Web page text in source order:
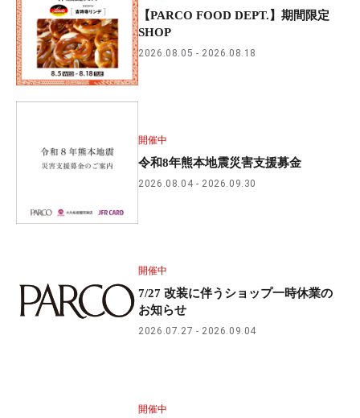
【PARCO FOOD DEPT.】期間限定
SHOP
2026.08.05 2026.08.18
開催中
令和8年熊本地震災害支援募金
2026.08.04 2026.09.30
開催中
7/27 改装に伴うショップ一時休業の
お知らせ
2026.07.27 2026.09.04
開催中